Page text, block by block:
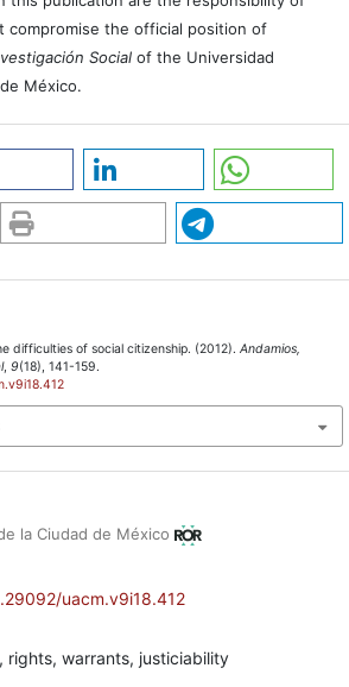
la Ciudad de México
uacm.v9i18.412
rights, warrants, justiciability
compromise the official position of
Social of the Universidad
México.
difficulties of social citizenship. (2012). Andamios,
, 9(18), 141-159.